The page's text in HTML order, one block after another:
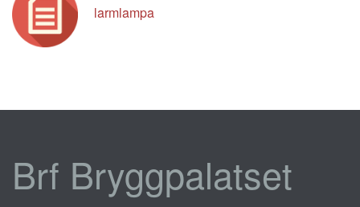
larmlampa
Brf Bryggpalatset